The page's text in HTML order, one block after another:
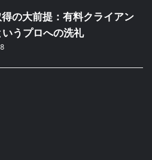
の大前提：有料クライアン
いうプロへの洗礼